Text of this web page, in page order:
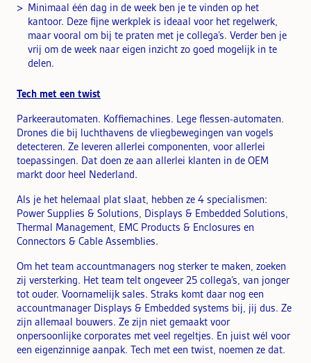
Minimaal één dag in de week ben je te vinden op het
kantoor. Deze fijne werkplek is ideaal voor het regelwerk,
maar vooral om bij te praten met je collega’s. Verder ben je
vrij om de week naar eigen inzicht zo goed mogelijk in te
delen.
Tech met een twist
Parkeerautomaten. Koffiemachines. Lege flessen-automaten.
Drones die bij luchthavens de vliegbewegingen van vogels
detecteren. Ze leveren allerlei componenten, voor allerlei
toepassingen. Dat doen ze aan allerlei klanten in de OEM
markt door heel Nederland.
Als je het helemaal plat slaat, hebben ze 4 specialismen:
Power Supplies & Solutions, Displays & Embedded Solutions,
Thermal Management, EMC Products & Enclosures en
Connectors & Cable Assemblies.
Om het team accountmanagers nog sterker te maken, zoeken
zij versterking. Het team telt ongeveer 25 collega’s, van jonger
tot ouder. Voornamelijk sales. Straks komt daar nog een
accountmanager Displays & Embedded systems bij, jij dus. Ze
zijn allemaal bouwers. Ze zijn niet gemaakt voor
onpersoonlijke corporates met veel regeltjes. En juist wél voor
een eigenzinnige aanpak. Tech met een twist, noemen ze dat.